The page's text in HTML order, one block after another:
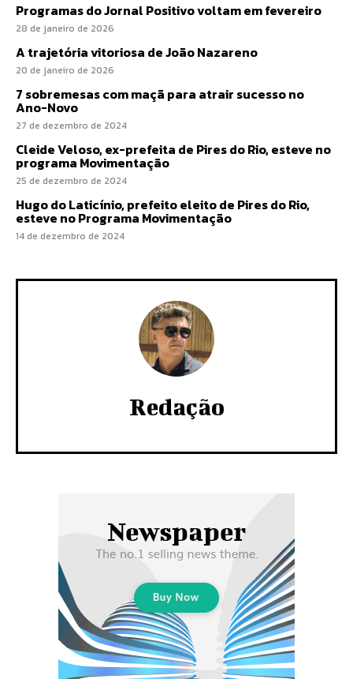
Programas do Jornal Positivo voltam em fevereiro
28 de janeiro de 2026
A trajetória vitoriosa de João Nazareno
20 de janeiro de 2026
7 sobremesas com maçã para atrair sucesso no
Ano-Novo
27 de dezembro de 2024
Cleide Veloso, ex-prefeita de Pires do Rio, esteve no
programa Movimentação
25 de dezembro de 2024
Hugo do Laticínio, prefeito eleito de Pires do Rio,
esteve no Programa Movimentação
14 de dezembro de 2024
Redação